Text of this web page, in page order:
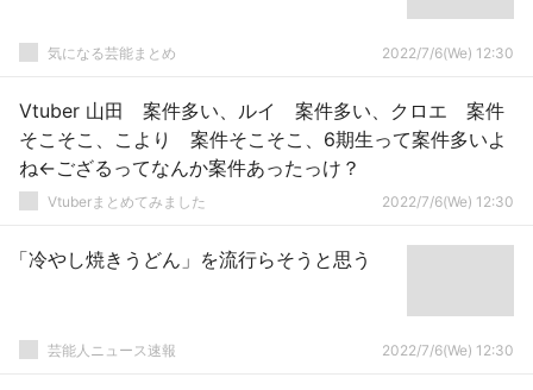
気になる芸能まとめ 2022/7/6(We) 12:30
Vtuber 山田 案件多い、ルイ 案件多い、クロエ 案件
そこそこ、こより 案件そこそこ、6期生って案件多いよ
ね←ござるってなんか案件あったっけ？
Vtuberまとめてみました 2022/7/6(We) 12:30
「冷やし焼きうどん」を流行らそうと思う
芸能人ニュース速報 2022/7/6(We) 12:30